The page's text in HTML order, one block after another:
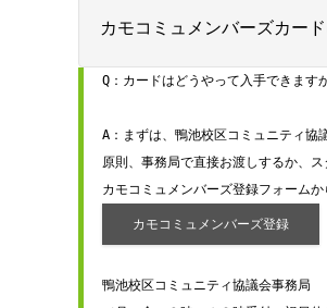
カモコミュメンバーズカー
Q：カードはどうやって入手できます
A：まずは、鴨池校区コミュニティ協
原則、事務局で直接お渡しするか、
カモコミュメンバーズ登録
鴨池校区コミュニティ協議会事務局